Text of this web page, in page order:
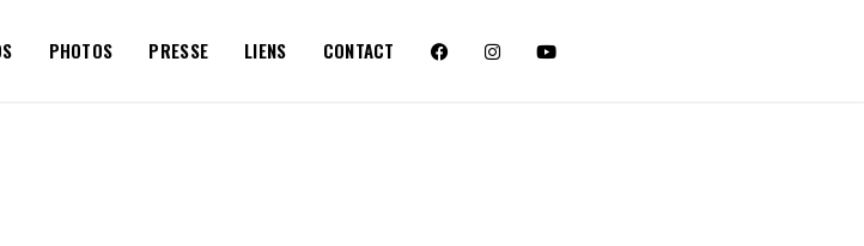
PHOTOS PRESSE LIENS CONTACT